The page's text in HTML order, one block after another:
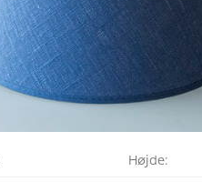
Højde: